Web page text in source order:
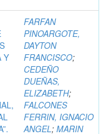
Y
FARFAN
PINOARGOTE,
DAYTON
FRANCISCO;
CEDEÑO
DUEÑAS,
ELIZABETH;
FALCONES
FERRIN, IGNACIO
ANGEL; MARIN